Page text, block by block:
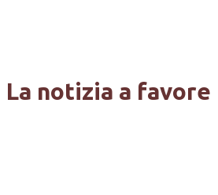
La notizia a favore